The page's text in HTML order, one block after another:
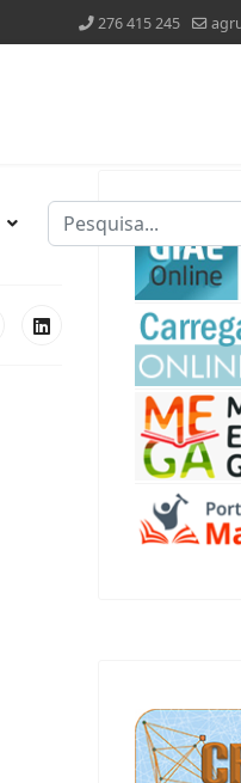
276 415 245
Pesquisar
Type 2 or more